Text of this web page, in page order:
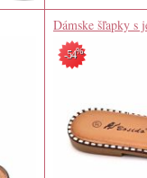
Dámske šľapky s
mašľa
-54%